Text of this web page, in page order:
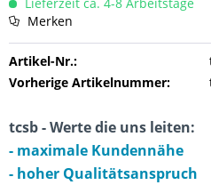
Merken
Artikel-Nr.:
Vorherige Artikelnummer:
tcsb - Werte die uns leiten:
- maximale Kundennähe
- hoher Qualitätsanspruch